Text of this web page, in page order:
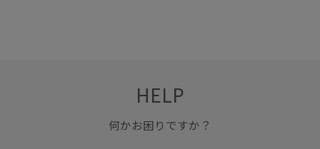
HELP
何かお困りですか？